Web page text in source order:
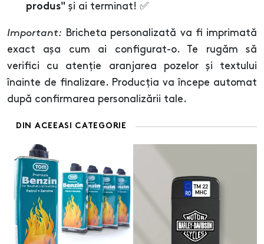
produs" și ai terminat! ✅
Important: Bricheta personalizată va fi imprimată
exact așa cum ai configurat-o. Te rugăm să
verifici cu atenție aranjarea pozelor și textului
înainte de finalizare. Producția va începe automat
după confirmarea personalizării tale.
DIN ACEEASI CATEGORIE